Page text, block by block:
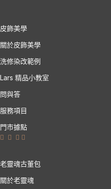
皮飾美學
關於皮飾美學
洗修染改範例
Lars 精品小教室
問與答
服務項目
門市據點
老靈魂古董包
關於老靈魂